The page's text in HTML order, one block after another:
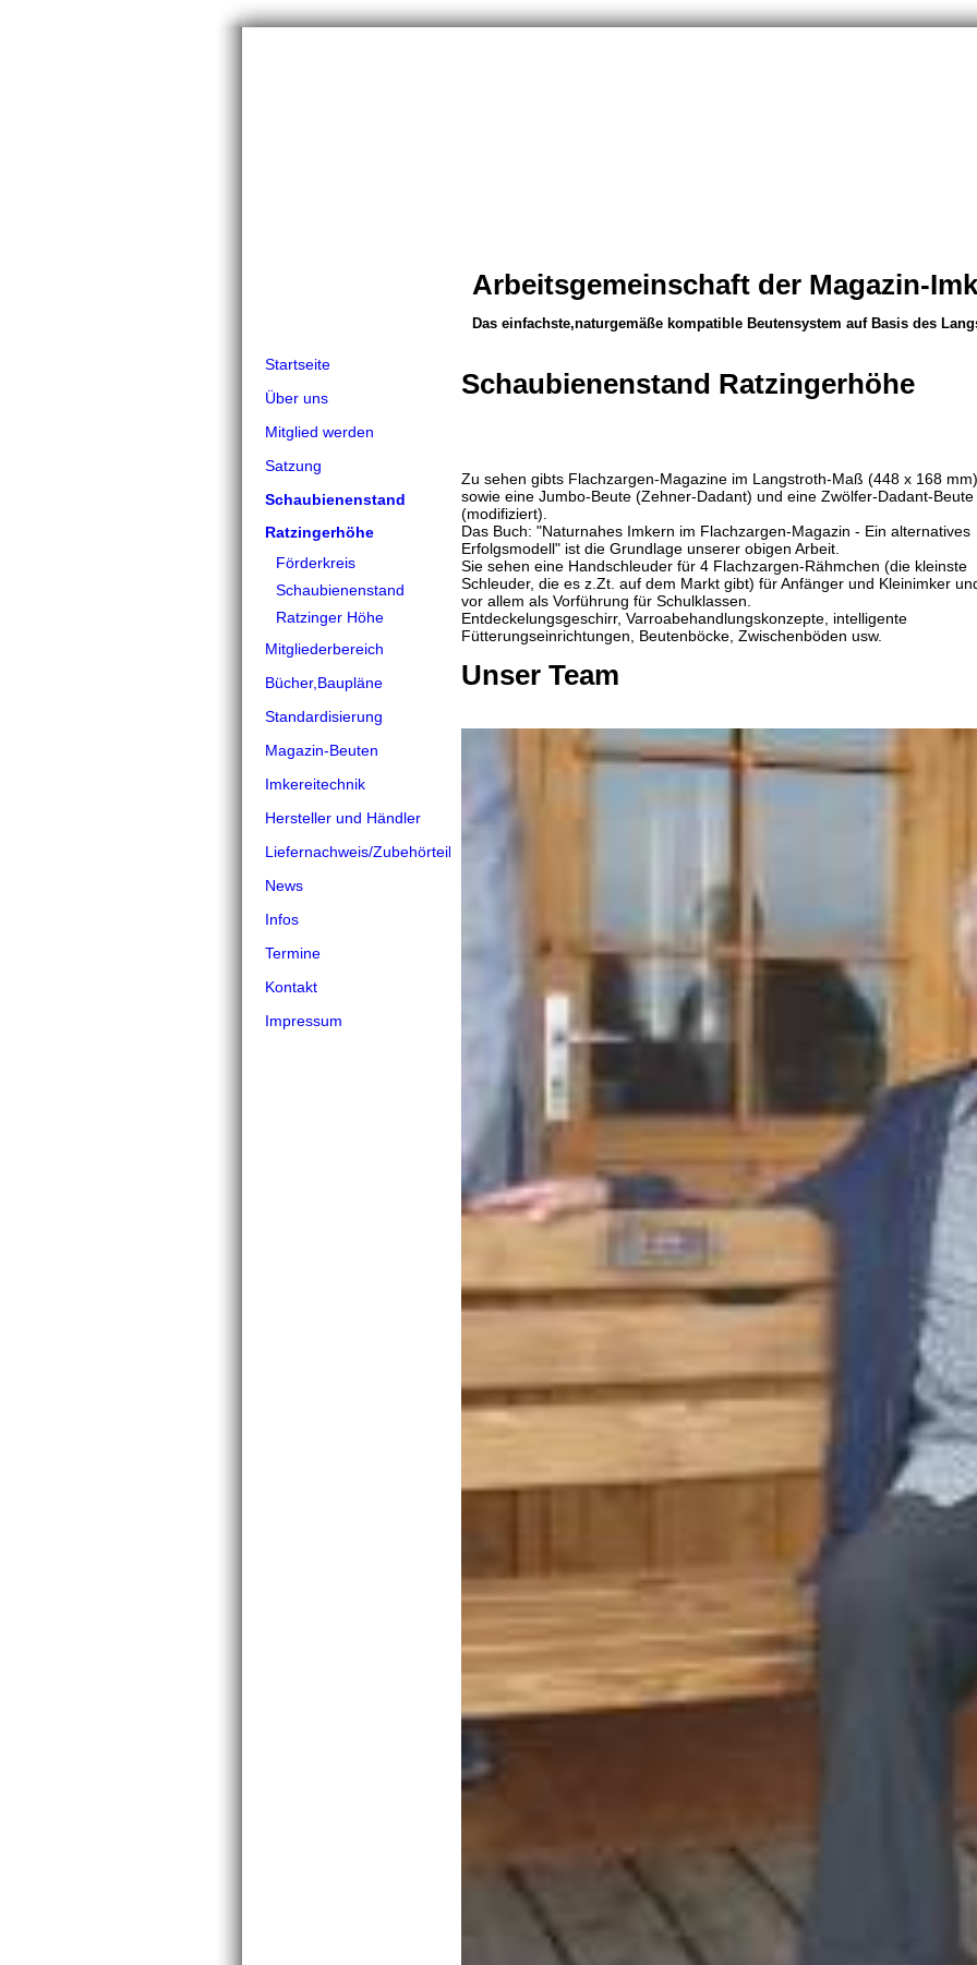
Arbeitsgemeinschaft der Magazin-
Das einfachste,naturgemäße kompatible Beutensystem auf Basis des
Startseite
Über uns
Mitglied werden
Satzung
Schaubienenstand
Ratzingerhöhe
Förderkreis
Schaubienenstand
Ratzinger Höhe
Mitgliederbereich
Bücher,Baupläne
Standardisierung
Magazin-Beuten
Imkereitechnik
Hersteller und Händler
Liefernachweis/Zubehörteile
News
Infos
Termine
Kontakt
Impressum
Schaubienenstand Ratzingerhöhe
Zu sehen gibts Flachzargen-Magazine im Langstroth-Maß (448 x 168 mm)
sowie eine Jumbo-Beute (Zehner-Dadant) und eine Zwölfer-Dadant-Beute
(modifiziert).
Das Buch: "Naturnahes Imkern im Flachzargen-Magazin - Ein alternatives
Erfolgsmodell" ist die Grundlage unserer obigen Arbeit.
Sie sehen eine Handschleuder für 4 Flachzargen-Rähmchen (die kleinste
Schleuder, die es z.Zt. auf dem Markt gibt) für Anfänger und Kleinimker
vor allem als Vorführung für Schulklassen.
Entdeckelungsgeschirr, Varroabehandlungskonzepte, intelligente
Fütterungseinrichtungen, Beutenböcke, Zwischenböden usw.
Unser Team